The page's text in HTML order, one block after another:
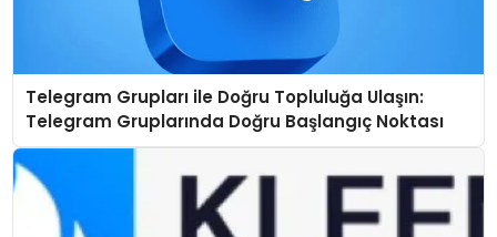
Telegram Grupları ile Doğru Topluluğa Ulaşın:
Telegram Gruplarında Doğru Başlangıç Noktası